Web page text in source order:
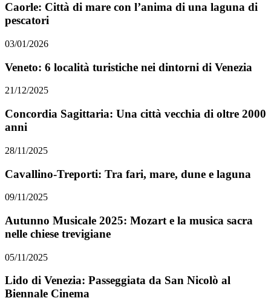
Caorle: Città di mare con l’anima di una laguna di
pescatori
03/01/2026
Veneto: 6 località turistiche nei dintorni di Venezia
21/12/2025
Concordia Sagittaria: Una città vecchia di oltre 2000
anni
28/11/2025
Cavallino-Treporti: Tra fari, mare, dune e laguna
09/11/2025
Autunno Musicale 2025: Mozart e la musica sacra
nelle chiese trevigiane
05/11/2025
Lido di Venezia: Passeggiata da San Nicolò al
Biennale Cinema